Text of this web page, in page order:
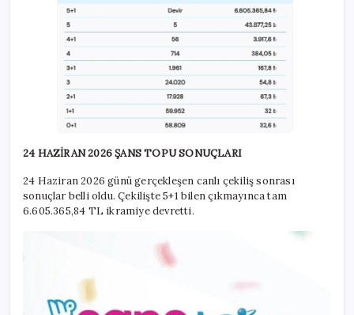
24 HAZİRAN 2026 ŞANS TOPU SONUÇLARI
24 Haziran 2026 günü gerçekleşen canlı çekiliş sonrası
sonuçlar belli oldu. Çekilişte 5+1 bilen çıkmayınca tam
6.605.365,84 TL ikramiye devretti.